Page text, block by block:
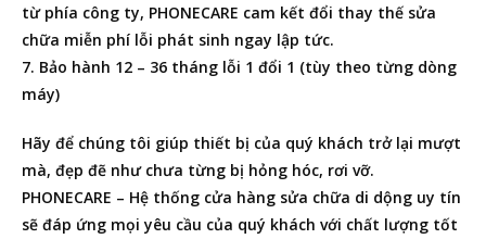
từ phía công ty, PHONECARE cam kết đổi thay thế sửa
chữa miễn phí lỗi phát sinh ngay lập tức.
7. Bảo hành 12 – 36 tháng lỗi 1 đổi 1 (tùy theo từng dòng
máy)
Hãy để chúng tôi giúp thiết bị của quý khách trở lại mượt
mà, đẹp đẽ như chưa từng bị hỏng hóc, rơi vỡ.
PHONECARE – Hệ thống cửa hàng sửa chữa di dộng uy tín
sẽ đáp ứng mọi yêu cầu của quý khách với chất lượng tốt